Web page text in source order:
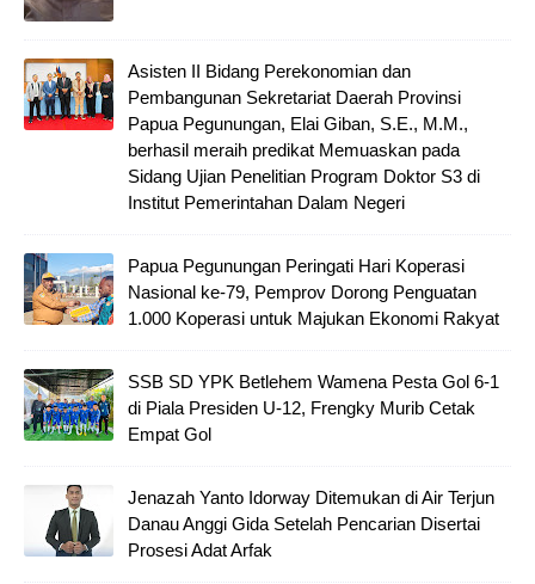
Asisten II Bidang Perekonomian dan
Pembangunan Sekretariat Daerah Provinsi
Papua Pegunungan, Elai Giban, S.E., M.M.,
berhasil meraih predikat Memuaskan pada
Sidang Ujian Penelitian Program Doktor S3 di
Institut Pemerintahan Dalam Negeri
Papua Pegunungan Peringati Hari Koperasi
Nasional ke-79, Pemprov Dorong Penguatan
1.000 Koperasi untuk Majukan Ekonomi Rakyat
SSB SD YPK Betlehem Wamena Pesta Gol 6-1
di Piala Presiden U-12, Frengky Murib Cetak
Empat Gol
Jenazah Yanto Idorway Ditemukan di Air Terjun
Danau Anggi Gida Setelah Pencarian Disertai
Prosesi Adat Arfak